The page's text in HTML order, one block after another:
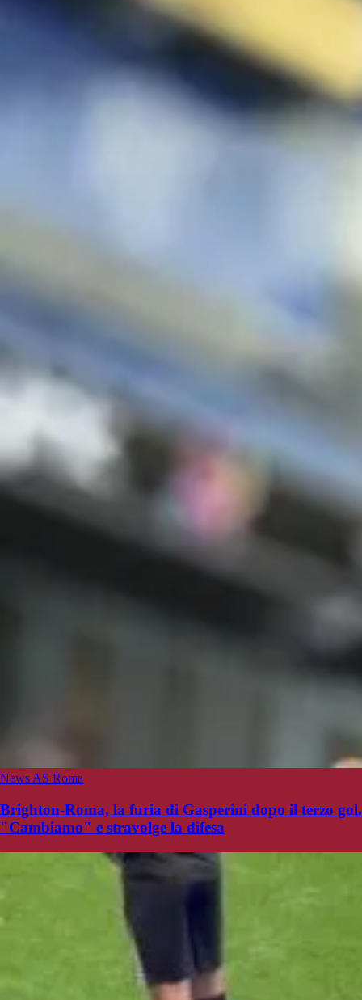
News AS Roma
Brighton-Roma, la furia di Gasperini dopo il terzo gol.
"Cambiamo" e stravolge la difesa